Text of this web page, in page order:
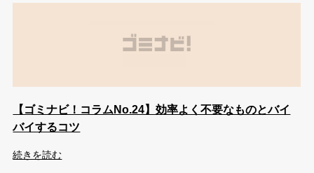
【ゴミナビ！コラムNo.24】効率よく不要なものとバイ
バイするコツ
続きを読む